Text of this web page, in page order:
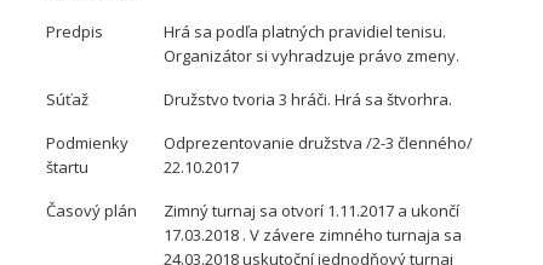
Predpis
Hrá sa podľa platných pravidiel tenisu.
Organizátor si vyhradzuje právo zmeny.
Súťaž
Družstvo tvoria 3 hráči. Hrá sa štvorhra.
Podmienky
štartu
Odprezentovanie družstva /2-3 členného/
22.10.2017
Časový plán
Zimný turnaj sa otvorí 1.11.2017 a ukončí
17.03.2018 . V závere zimného turnaja sa
24.03.2018 uskutoční jednodňový turnaj